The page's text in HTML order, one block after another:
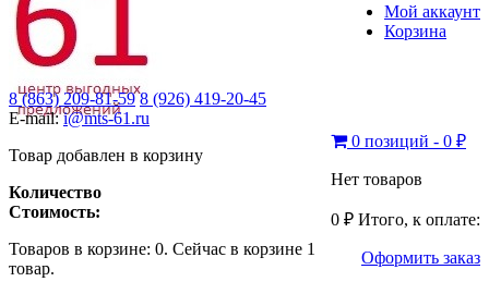
Мой аккаунт
Корзина
8 (863) 209-81-59 8 (926) 419-20-45
E-mail:i@mts-61.ru
0 позиций - 0 ₽
Нет товаров
0 ₽ Итого, к оплате:
Оформить заказ
Товар добавлен в корзину
Количество
Стоимость:
Товаров в корзине: 0. Сейчас в корзине 1
товар.